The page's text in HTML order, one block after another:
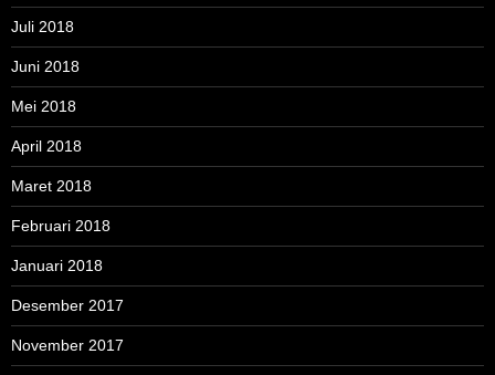
Juli 2018
Juni 2018
Mei 2018
April 2018
Maret 2018
Februari 2018
Januari 2018
Desember 2017
November 2017